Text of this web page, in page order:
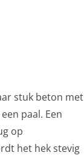
stuk beton met
paal. Een
op
het hek stevig